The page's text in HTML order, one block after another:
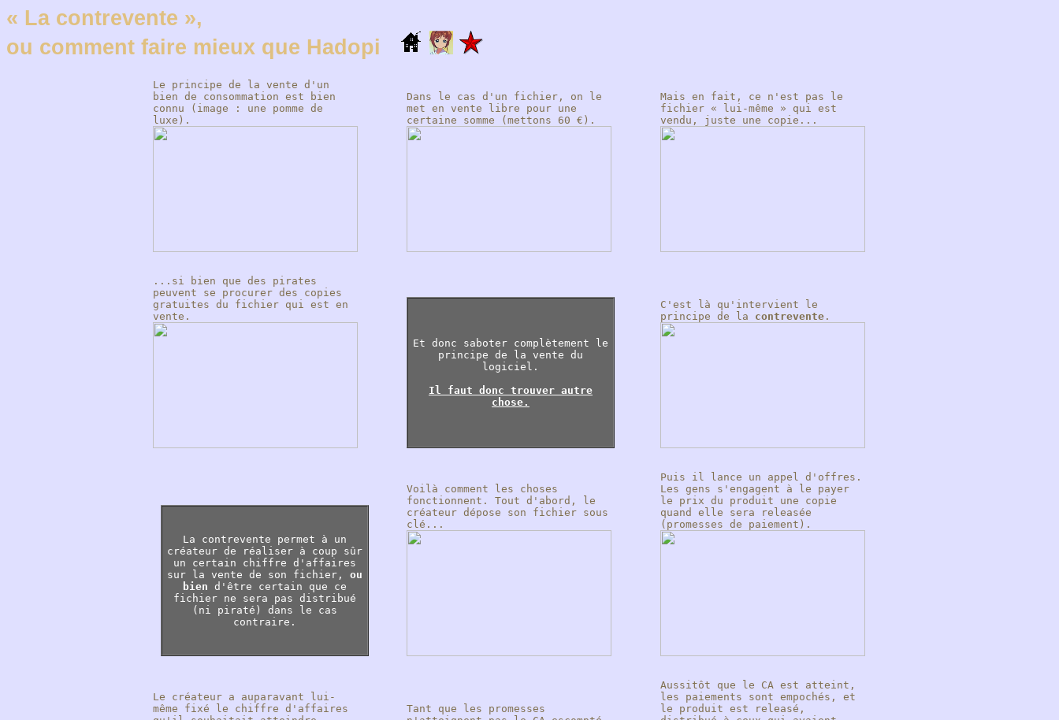
« La contrevente »,
ou comment faire mieux que Hadopi
Le principe de la vente d'un
bien de consommation est bien
connu (image : une pomme de
luxe).
Dans le cas d'un fichier, on le
met en vente libre pour une
certaine somme (mettons 60 €).
Mais en fait, ce n'est pas le
fichier « lui-même » qui est
vendu, juste une copie...
...si bien que des pirates
peuvent se procurer des copies
gratuites du fichier qui est en
vente.
Et donc saboter complètement le
principe de la vente du
logiciel.
Il faut donc trouver autre
chose.
C'est là qu'intervient le
principe de la contrevente .
La contrevente permet à un
créateur de réaliser à coup sûr
un certain chiffre d'affaires
sur la vente de son fichier, ou
bien d'être certain que ce
fichier ne sera pas distribué
(ni piraté) dans le cas
contraire.
Voilà comment les choses
fonctionnent. Tout d'abord, le
créateur dépose son fichier sous
clé...
Puis il lance un appel d'offres.
Les gens s'engagent à le payer
le prix du produit une copie
quand elle sera releasée
(promesses de paiement).
Le créateur a auparavant lui-
même fixé le chiffre d'affaires
Tant que les promesses
Aussitôt que le CA est atteint,
les paiements sont empochés, et
le produit est releasé,